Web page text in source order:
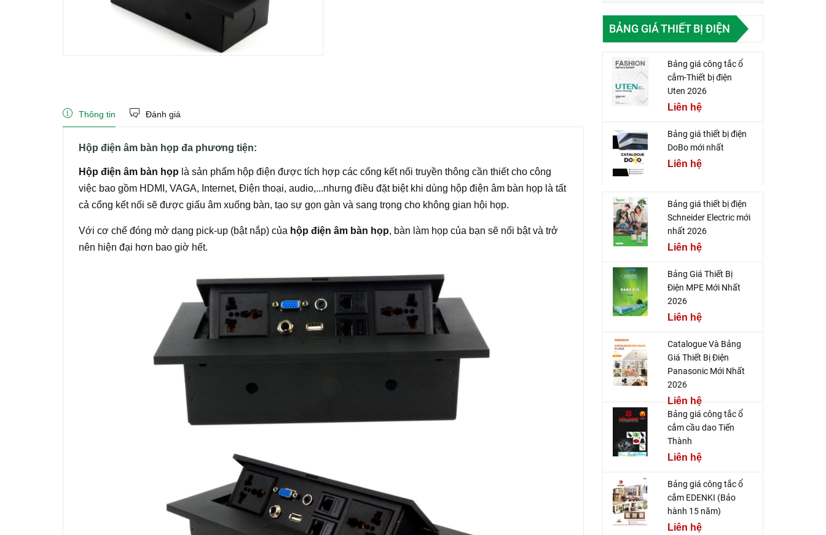
Thông tin Đánh giá
Hộp điện âm bàn họp đa phương tiện:
Hộp điện âm bàn họp là sản phẩm hộp điện được tích hợp các cổng kết nối truyền thông cần thiết cho công
việc bao gồm HDMI, VAGA, Internet, Điện thoại, audio,...nhưng điều đặt biệt khi dùng hộp điện âm bàn họp là tất
cả cổng kết nối sẽ được giấu âm xuống bàn, tạo sự gọn gàn và sang trọng cho không gian hội họp.
Với cơ chế đóng mở dạng pick-up (bật nắp) của hộp điện âm bàn họp, bàn làm họp của bạn sẽ nổi bật và trở
nên hiện đại hơn bao giờ hết.
BẢNG GIÁ THIẾT BỊ ĐIỆN
Bảng giá công tắc ổ
cắm-Thiết bị điện
Uten 2026
Liên hệ
Bảng giá thiết bị điện
DoBo mới nhất
Liên hệ
Bảng giá thiết bị điện
Schneider Electric mới
nhất 2026
Liên hệ
Bảng Giá Thiết Bị
Điện MPE Mới Nhất
2026
Liên hệ
Catalogue Và Bảng
Giá Thiết Bị Điện
Panasonic Mới Nhất
2026
Liên hệ
Bảng giá công tắc ổ
cắm cầu dao Tiến
Thành
Liên hệ
Bảng giá công tắc ổ
cắm EDENKI (Bảo
hành 15 năm)
Liên hệ